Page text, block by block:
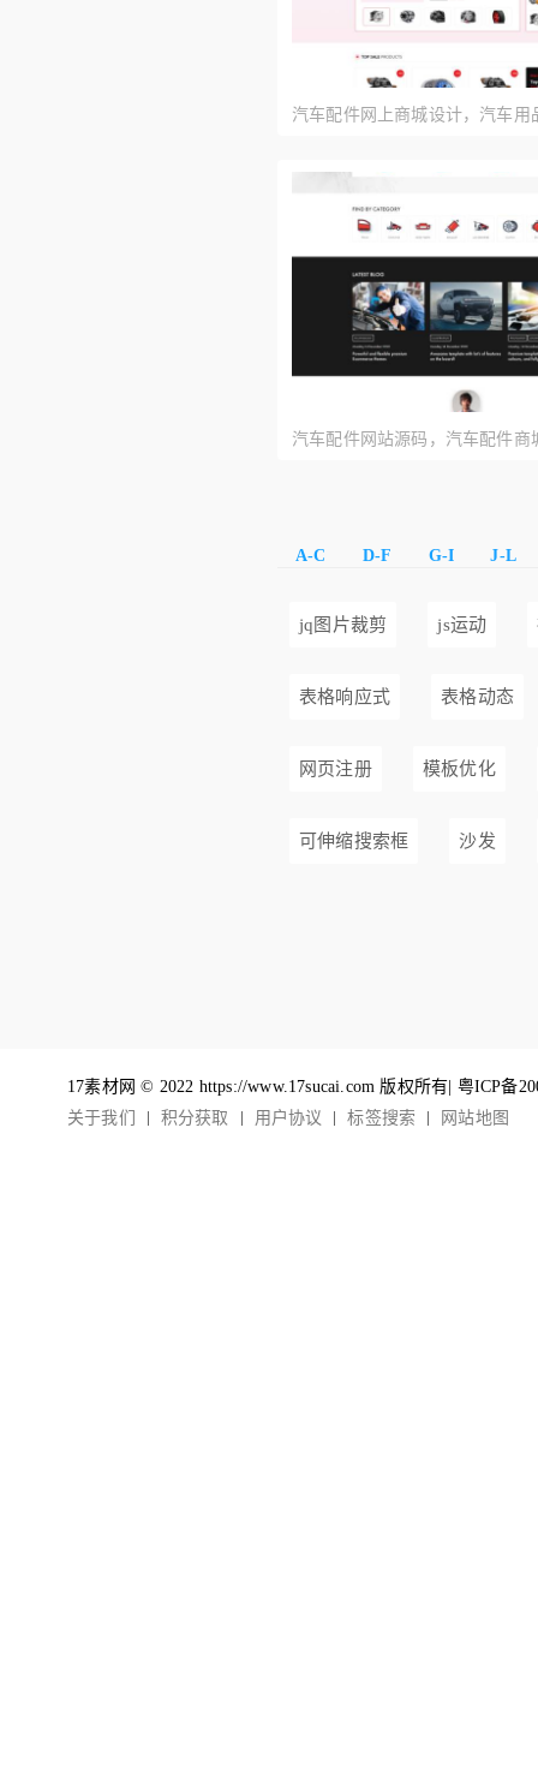
汽车配件网上商城设计，汽车用
计模板
汽车配件网站源码，汽车配件商
A-C D-F G-I J-L
jq图片裁剪 js运动
表格响应式 表格动态
网页注册 模板优化
可伸缩搜索框 沙发
17素材网 © 2022 https://www.17sucai.com 版权所有| 粤ICP备
关于我们
积分获取 用户协议 标签搜索 网站地图